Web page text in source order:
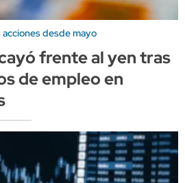
acciones desde mayo
frente al yen tras
de empleo en